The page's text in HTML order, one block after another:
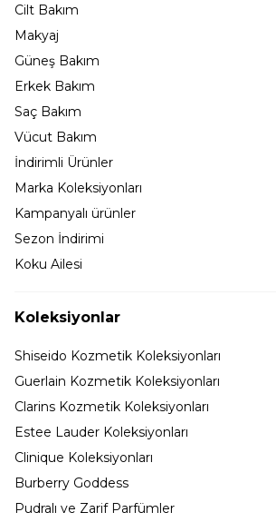
Cilt Bakım
Makyaj
Güneş Bakım
Erkek Bakım
Saç Bakım
Vücut Bakım
İndirimli Ürünler
Marka Koleksiyonları
Kampanyalı ürünler
Sezon İndirimi
Koku Ailesi
Koleksiyonlar
Shiseido Kozmetik Koleksiyonları
Guerlain Kozmetik Koleksiyonları
Clarins Kozmetik Koleksiyonları
Estee Lauder Koleksiyonları
Clinique Koleksiyonları
Burberry Goddess
Pudralı ve Zarif Parfümler